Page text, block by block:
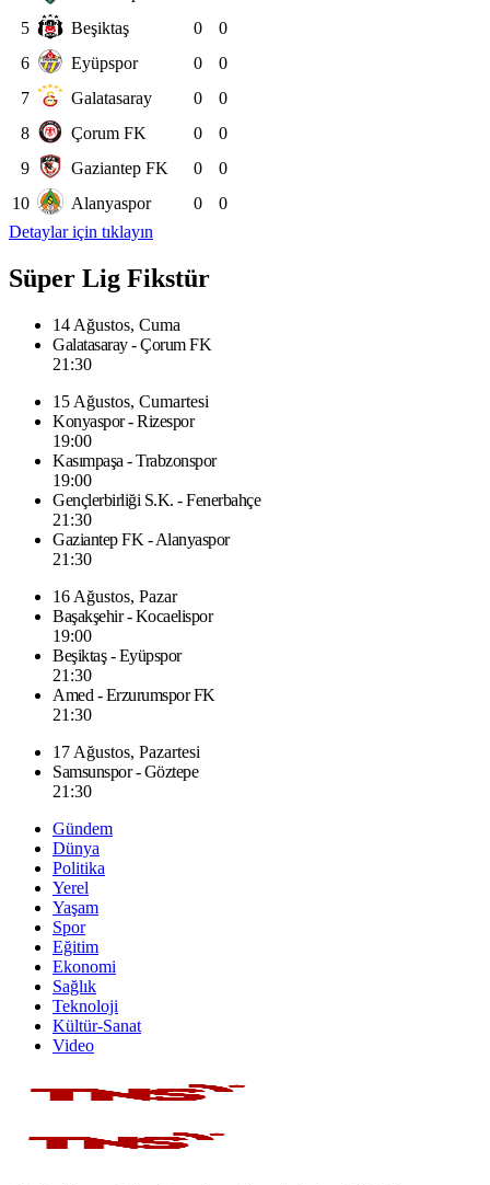
5
Beşiktaş 0
0
6
Eyüpspor 0
0
7
Galatasaray 0
0
8
Çorum FK 0
0
9
Gaziantep FK 0
0
10
Alanyaspor 0
0
Detaylar için tıklayın
Süper Lig Fikstür
14 Ağustos, Cuma
Galatasaray - Çorum FK
21:30
15 Ağustos, Cumartesi
Konyaspor - Rizespor
19:00
Kasımpaşa - Trabzonspor
19:00
Gençlerbirliği S.K. - Fenerbahçe
21:30
Gaziantep FK - Alanyaspor
21:30
16 Ağustos, Pazar
Başakşehir - Kocaelispor
19:00
Beşiktaş - Eyüpspor
21:30
Amed - Erzurumspor FK
21:30
17 Ağustos, Pazartesi
Samsunspor - Göztepe
21:30
Gündem
Dünya
Politika
Yerel
Yaşam
Spor
Eğitim
Ekonomi
Sağlık
Teknoloji
Kültür-Sanat
Video